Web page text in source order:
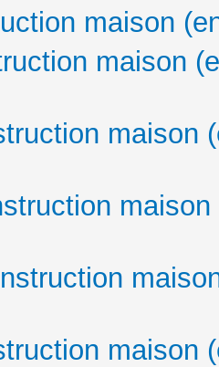
maison
maison
maison
maison